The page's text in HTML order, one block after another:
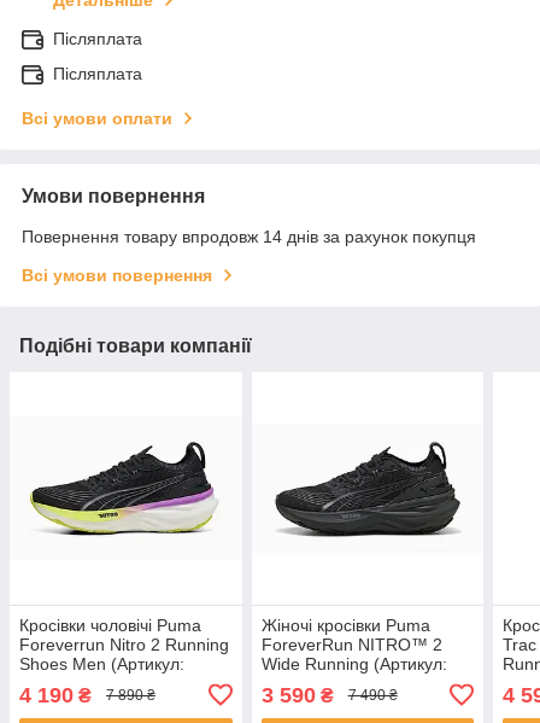
Післяплата
Післяплата
Всі умови оплати
Умови повернення
Повернення товару впродовж 14 днів за рахунок покупця
Всі умови повернення
Подібні товари компанії
Кросівки чоловічі Puma
Foreverrun Nitro 2 Running
Shoes Men (Артикул:
4 190 ₴ 7 890 ₴
Жіночі кросівки Puma
ForeverRun NITRO™ 2
Wide Running (Артикул:
3 590₴ 7 490 ₴ 4